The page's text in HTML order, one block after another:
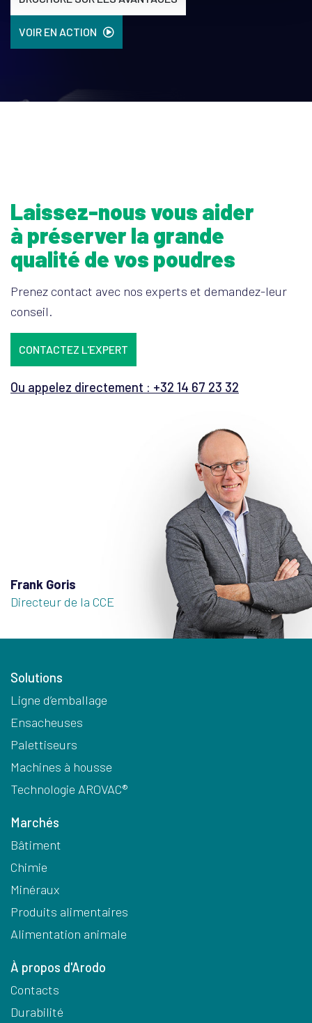
VOIR EN ACTION
Laissez-nous vous aider
à préserver la grande
qualité de vos poudres
Prenez contact avec nos experts et demandez-leur
conseil.
CONTACTEZ L'EXPERT
Ou appelez directement : +32 14 67 23 32
Frank Goris
Directeur de la CCE
Solutions
Ligne d’emballage
Ensacheuses
Palettiseurs
Machines à housse
Technologie AROVAC®
Marchés
Bâtiment
Chimie
Minéraux
Produits alimentaires
Alimentation animale
À propos d'Arodo
Contacts
Durabilité